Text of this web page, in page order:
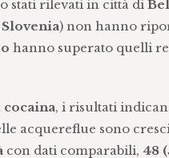
stati rilevati in città di
) non hanno
hanno superato quelli
cocaina, i risultati
acquereflue sono
con dati comparabili, 48